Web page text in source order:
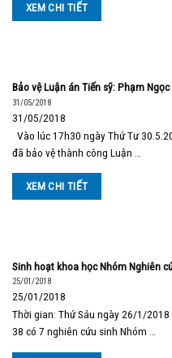
XEM CHI TIẾT
Bảo vệ Luận án Tiến sỹ: Phạm
31/05/2018
31/05/2018
Vào lúc 17h30 ngày Thứ Tư
đã bảo vệ thành công Luận …
XEM CHI TIẾT
Sinh hoạt khoa học Nhóm Nghiên
25/01/2018
25/01/2018
Thời gian: Thứ Sáu ngày 26/1/2018
38 có 7 nghiên cứu sinh Nhóm …